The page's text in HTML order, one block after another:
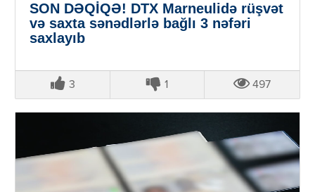
SON DƏQİQƏ! DTX Marneulidə rüşvət
və saxta sənədlərlə bağlı 3 nəfəri
saxlayıb
3 1 497